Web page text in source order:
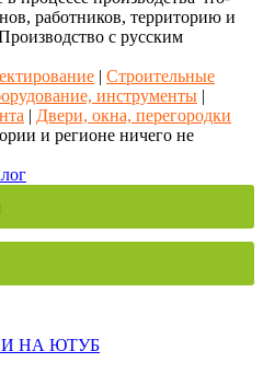
работников, территорию и
с русским
| Строительные
инструменты |
| Двери, окна, перегородки
и регионе ничего не
НА ЮТУБ